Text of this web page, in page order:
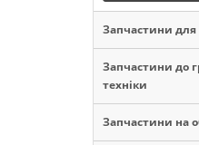
Запчастини для
Запчастини до
техніки
Запчастини на